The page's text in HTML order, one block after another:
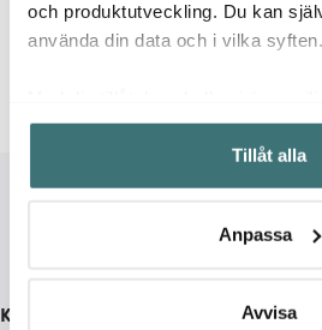
och produktutveckling. Du kan
använda din data och i vilka syften.
Samla in information om din
kan ha en noggrannhet på upp
Identifiera din enhet genom
Ta reda på mer om hur dina
Du kan ändra eller dra tillbaka ditt
Tillåt alla
Anpassa
Avvisa
Blender Sage
Kundservice